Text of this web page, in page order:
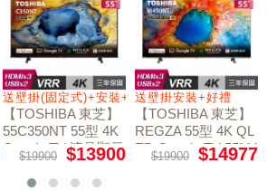
送壁掛(固定式)+安裝+好禮贈
【TOSHIBA 東芝】
55C350NT 55型 4K
Google TV 液晶顯示
器｜含壁掛(固定式)
+安裝
$19900 $13900
送壁掛安裝+好禮
【TOSHIBA 東芝】
REGZA 55型 4K QL
ED Google TV 55M4
50NT液晶顯示器｜
$19900 $14977